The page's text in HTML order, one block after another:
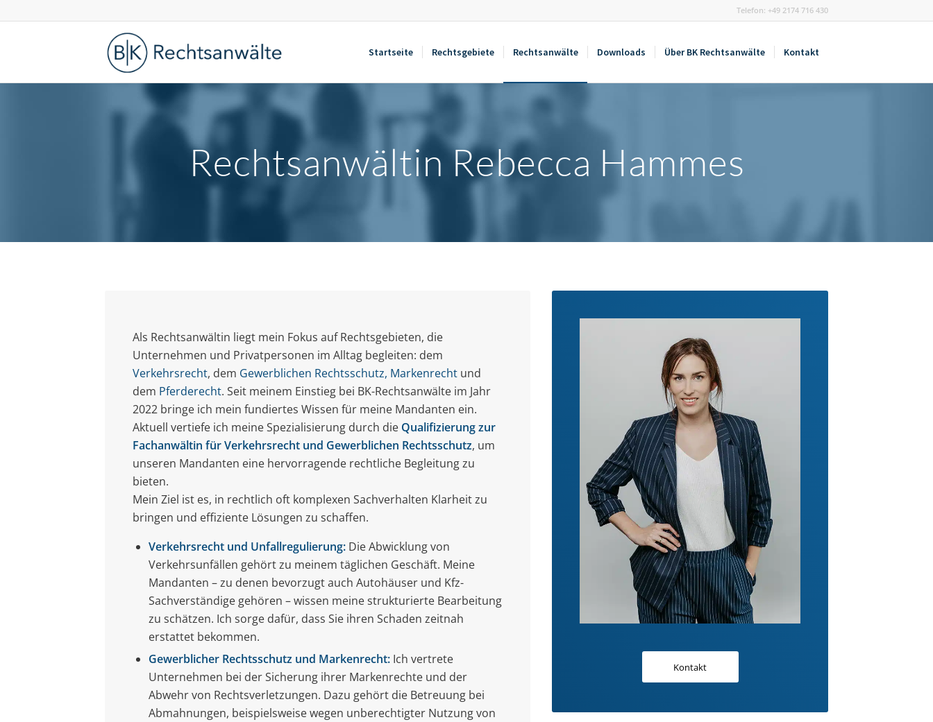
Telefon: +49 2174 716 430
Startseite Rechtsgebiete Rechtsanwälte Downloads Über BK Rechtsanwälte Kontakt
Rechtsanwältin Rebecca Hammes
Als Rechtsanwältin liegt mein Fokus auf Rechtsgebieten, die
Unternehmen und Privatpersonen im Alltag begleiten: dem
Verkehrsrecht, dem Gewerblichen Rechtsschutz, Markenrechtund
dem Pferderecht. Seit meinem Einstieg bei BK-Rechtsanwälte im Jahr
2022 bringe ich mein fundiertes Wissen für meine Mandanten ein.
Aktuell vertiefe ich meine Spezialisierung durch die Qualifizierung zur
Fachanwältin für Verkehrsrecht und Gewerblichen Rechtsschutz, um
unseren Mandanten eine hervorragende rechtliche Begleitung zu
bieten.
Mein Ziel ist es, in rechtlich oft komplexen Sachverhalten Klarheit zu
bringen und effiziente Lösungen zu schaffen.
Verkehrsrecht und Unfallregulierung:Die Abwicklung von
Verkehrsunfällen gehört zu meinem täglichen Geschäft. Meine
Mandanten – zu denen bevorzugt auch Autohäuser und Kfz-
Sachverständige gehören – wissen meine strukturierte Bearbeitung
zu schätzen. Ich sorge dafür, dass Sie ihren Schaden zeitnah
erstattet bekommen.
Gewerblicher Rechtsschutz und Markenrecht:Ich vertrete
Unternehmen bei der Sicherung ihrer Markenrechte und der
Abwehr von Rechtsverletzungen. Dazu gehört die Betreuung bei
Abmahnungen, beispielsweise wegen unberechtigter Nutzung von
Kontakt